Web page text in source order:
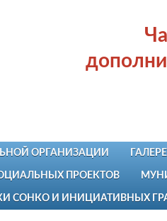
ОРГАНИЗАЦИИ
ПРОЕКТОВ
СОНКО И ИНИЦИАТИВНЫХ